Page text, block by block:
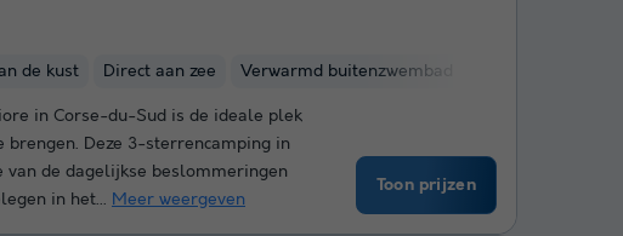
de kust Direct aan zee Verwarmd buitenzwembad
in Corse-du-Sud is de ideale plek
brengen. Deze 3-sterrencamping in
de dagelijkse beslommeringen
in het... Meer weergeven
Toon prijzen